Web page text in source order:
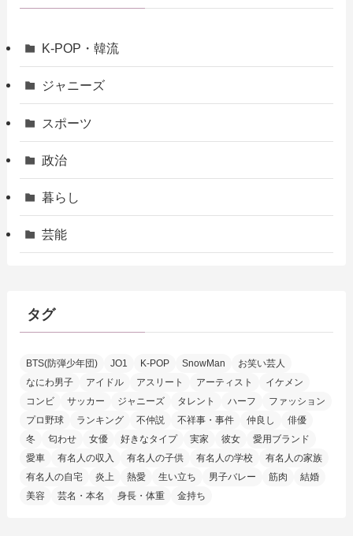
K-POP・韓流
ジャニーズ
スポーツ
政治
暮らし
芸能
タグ
BTS(防弾少年団) JO1 K-POP SnowMan
お笑い芸人
なにわ男子
アイドル アスリート アーティスト
イケメン
コンビ
サッカー ジャニーズ タレント ハーフ
ファッション
プロ野球
ランキング 不仲説 不祥事・事件 仲良し
俳優
冬
匂わせ 女優 好きなタイプ 実家 彼女
愛用ブランド
愛車
有名人の収入 有名人の子供 有名人の学校
有名人の家族
有名人の自宅
炎上 熱愛 生い立ち 男子バレー 筋肉
結婚
美容
芸名・本名 身長・体重 金持ち